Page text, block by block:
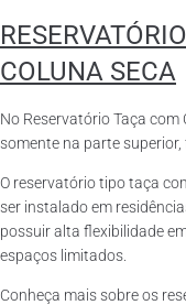
COLUNA SECA
No Reservatório Taça
somente na parte
O reservatório tipo taça
ser instalado em
possuir alta flexibilidade
espaços limitados.
Conheça mais sobre os